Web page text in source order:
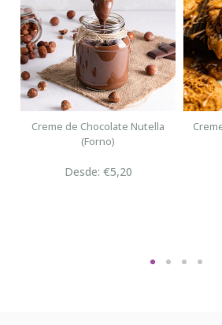
Creme de Chocolate Nutella
(Forno)
Desde: €5,20